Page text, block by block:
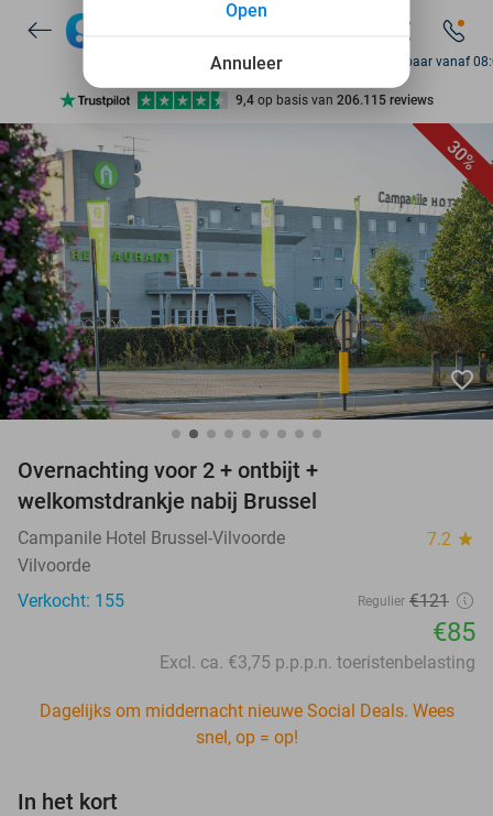
206.115 reviews
Ontdek 15.000+ deals
10+ miljoen leden
Bereikbaar vanaf
30%
favorite_border
Overnachting voor 2 + ontbijt +
welkomstdrankje nabij Brussel
Campanile Hotel Brussel-Vilvoorde 7.2 star
Vilvoorde
Verkocht: 155
Regulier €121
€85
Excl. ca. €3,75 p.p.p.n. toeristenbelasting
Dagelijks om middernacht nieuwe Social Deals. Wees
snel, op = op!
In het kort
Annuleer
Open